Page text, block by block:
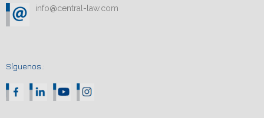
info@central-law.com
Síguenos.: